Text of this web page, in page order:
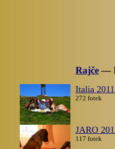
Rajče—
Italia
272 fotek
JARO
117 fotek